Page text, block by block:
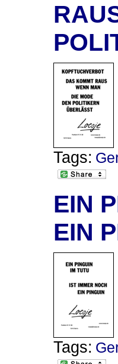
Tags:
EIN
EIN
Tags: